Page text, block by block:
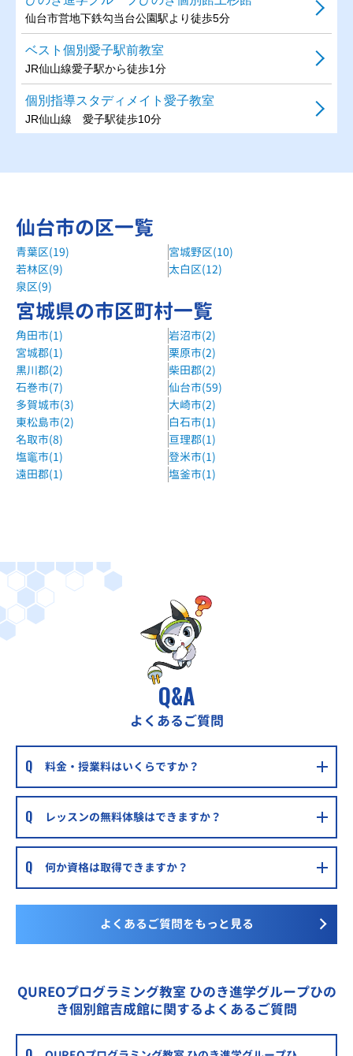
仙台市営地下鉄勾当台公園駅より徒歩5分
ベスト個別愛子駅前教室
JR仙山線愛子駅から徒歩1分
個別指導スタディメイト愛子教室
JR仙山線 愛子駅徒歩10分
東北福祉大前駅 徒歩1分
あすなろ学院小松島教室
JR仙山線東照宮駅徒歩6分
あすなろ学院大学病院前教室
地下鉄南北線北四番丁駅徒歩10分
個別教室のアップル旭ヶ丘駅前教室
旭ヶ丘駅より徒歩1分
ベスト個別仙台八幡教室
みやぎ生協八幡町店さま2階
ベスト個別南中山教室
セブンイレブン仙台川平5丁目店さん隣
地下鉄あおば通駅徒歩一分
城南コベッツ仙台宮町教室
JR東北本線・仙山線・仙石線、仙台市地下鉄南北線・東西線
個別教室のアップル仙台駅前教室
個別教室のアップル上杉教室
個別教室のアップル八幡教室
東北大学病院から徒歩3分
仙台市の区一覧
青葉区(19)
宮城野区(10)
若林区(9)
太白区(12)
泉区(9)
宮城県の市区町村一覧
角田市(1)
岩沼市(2)
宮城郡(1)
栗原市(2)
黒川郡(2)
柴田郡(2)
石巻市(7)
仙台市(59)
多賀城市(3)
大崎市(2)
東松島市(2)
白石市(1)
名取市(8)
亘理郡(1)
塩竈市(1)
登米市(1)
遠田郡(1)
塩釜市(1)
Q&A
よくあるご質問
料金・授業料はいくらですか？
レッスンの無料体験はできますか？
何か資格は取得できますか？
よくあるご質問をもっと見る
QUREOプログラミング教室 ひのき進学グループひの
き個別館吉成館に関するよくあるご質問